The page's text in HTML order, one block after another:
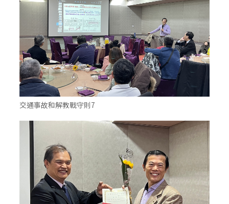
交通事故和解教戰守則7